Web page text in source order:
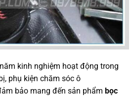
kinh nghiệm hoạt động trong
phụ kiện chăm sóc ô
bảo mang đến sản phẩm bọc